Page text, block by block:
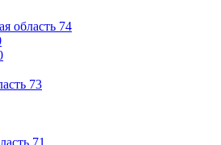
область 74
73
71